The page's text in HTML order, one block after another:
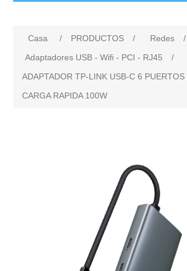
Casa / PRODUCTOS / Redes
/
Adaptadores USB - Wifi - PCI - RJ45
/
ADAPTADOR TP-LINK USB-C 6
CARGA RAPIDA 100W